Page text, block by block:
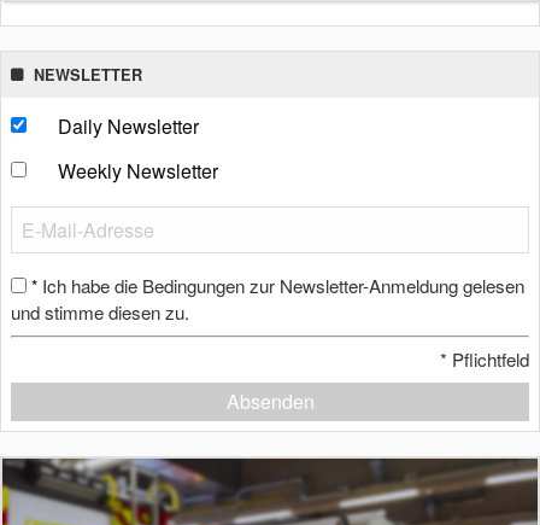
NEWSLETTER
Daily Newsletter
Weekly Newsletter
* Ich habe die Bedingungen zur Newsletter-Anmeldung gelesen
und stimme diesen zu.
* Pflichtfeld
Absenden